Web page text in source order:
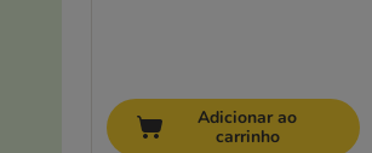
Adicionar ao
carrinho